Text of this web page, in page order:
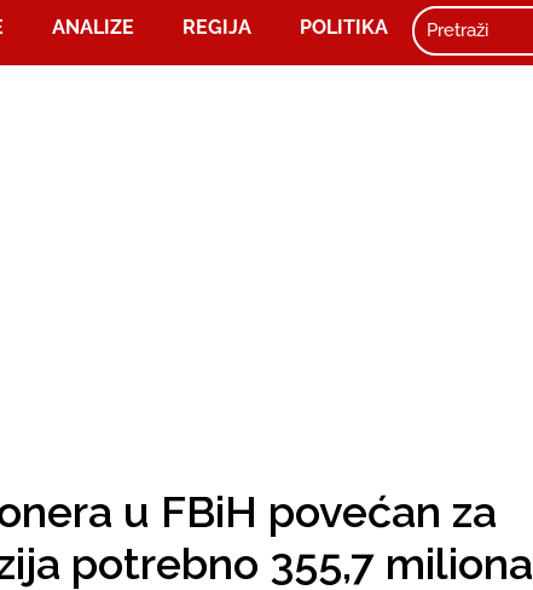
ANALIZE REGIJA POLITIKA
u FBiH povećan za
potrebno 355,7 miliona